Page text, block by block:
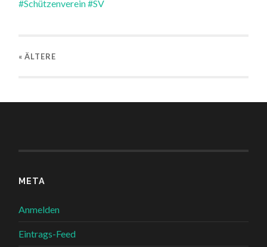
#Schützenverein#SV
« ÄLTERE
META
Anmelden
Eintrags-Feed